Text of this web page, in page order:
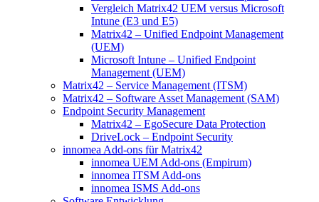
Vergleich Matrix42 UEM versus Microsoft
Intune (E3 und E5)
Matrix42 – Unified Endpoint Management
(UEM)
Microsoft Intune – Unified Endpoint
Management (UEM)
Matrix42 – Service Management (ITSM)
Matrix42 – Software Asset Management (SAM)
Endpoint Security Management
Matrix42 – EgoSecure Data Protection
DriveLock – Endpoint Security
innomea Add-ons für Matrix42
innomea UEM Add-ons (Empirum)
innomea ITSM Add-ons
innomea ISMS Add-ons